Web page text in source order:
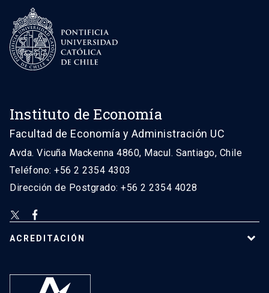
Instituto de Economía
Facultad de Economía y Administración UC
Avda. Vicuña Mackenna 4860, Macul. Santiago, Chile
Teléfono: +56 2 2354 4303
Dirección de Postgrado: +56 2 2354 4028
ACREDITACIÓN